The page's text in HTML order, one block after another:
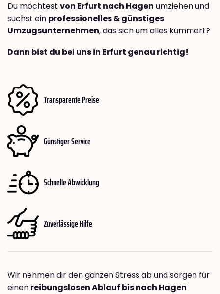
Du möchtest von Erfurt nach Hagen umziehen und
suchst ein professionelles & günstiges
Umzugsunternehmen, das sich um alles kümmert?
Dann bist du bei uns in Erfurt genau richtig!
Transparente Preise
Günstiger Service
Schnelle Abwicklung
Zuverlässige Hilfe
Wir nehmen dir den ganzen Stress ab und sorgen für
einen reibungslosen Ablauf bis nach Hagen